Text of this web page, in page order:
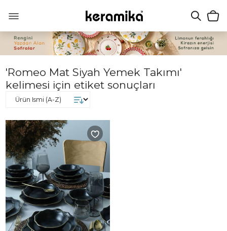
'Romeo Mat Siyah Yemek Takımı'
kelimesi için etiket sonuçları